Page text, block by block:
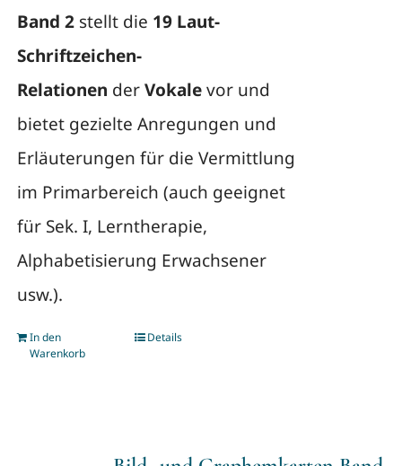
Band 2stellt die 19 Laut-
Schriftzeichen-
Relationen derVokalevor und
bietet gezielte Anregungen und
Erläuterungen für die Vermittlung
im Primarbereich (auch geeignet
für Sek. I, Lerntherapie,
Alphabetisierung Erwachsener
usw.).
In den
Warenkorb
Details